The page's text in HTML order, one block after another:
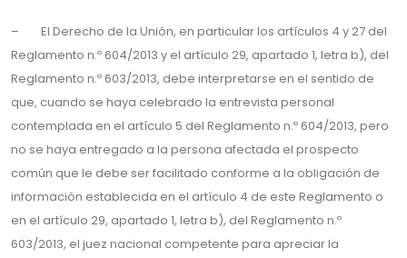
– El Derecho de la Unión, en particular los artículos 4 y 27 del
Reglamento n.º 604/2013 y el artículo 29, apartado 1, letra b), del
Reglamento n.º 603/2013, debe interpretarse en el sentido de
que, cuando se haya celebrado la entrevista personal
contemplada en el artículo 5 del Reglamento n.º 604/2013, pero
no se haya entregado a la persona afectada el prospecto
común que le debe ser facilitado conforme a la obligación de
información establecida en el artículo 4 de este Reglamento o
en el artículo 29, apartado 1, letra b), del Reglamento n.º
603/2013, el juez nacional competente para apreciar la